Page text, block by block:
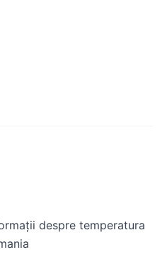
despre temperatura